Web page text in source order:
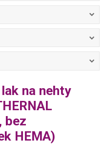
na nehty
bez
HEMA)